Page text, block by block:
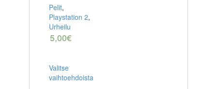
Pelit,
Playstation 2,
Urheilu
5,00€
Valitse
vaihtoehdoista